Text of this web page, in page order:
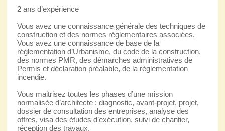
2 ans d’expérience
Vous avez une connaissance générale des techniques de
construction et des normes réglementaires associées.
Vous avez une connaissance de base de la
réglementation d’Urbanisme, du code de la construction,
des normes PMR, des démarches administratives de
Permis et déclaration préalable, de la réglementation
incendie.
Vous maitrisez toutes les phases d’une mission
normalisée d’architecte : diagnostic, avant-projet, projet,
dossier de consultation des entreprises, analyse des
offres, visa des études d’exécution, suivi de chantier,
réception des travaux.